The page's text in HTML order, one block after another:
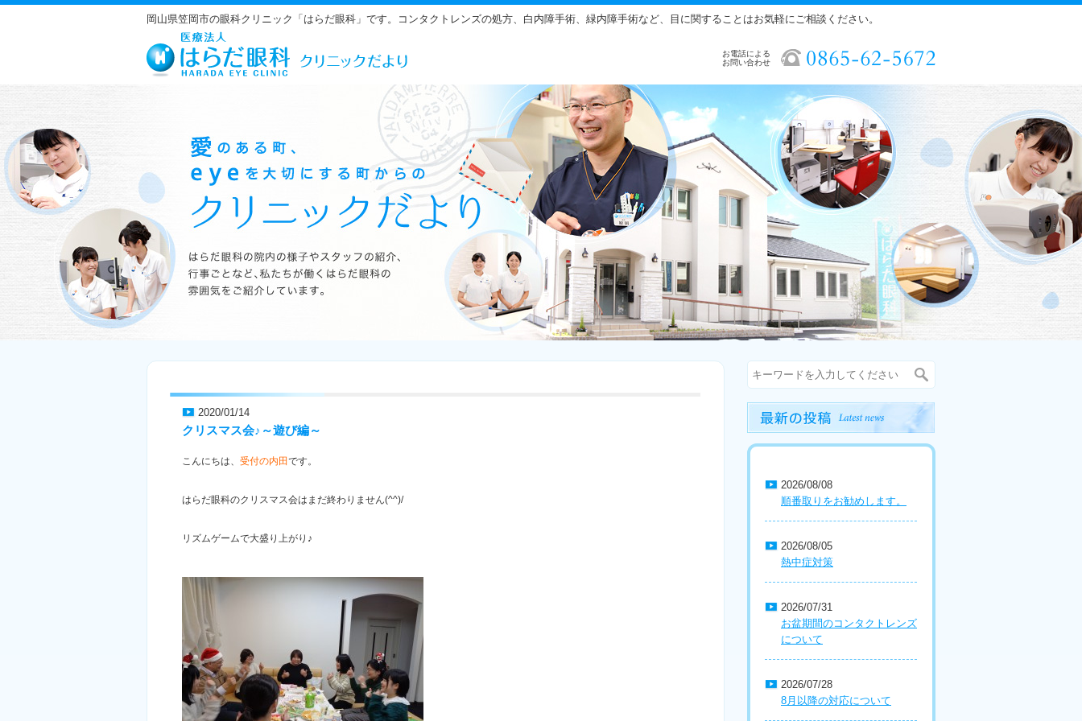
岡山県笠岡市の眼科クリニック「はらだ眼科」です。コンタクトレンズの処方、白内障手術、緑内障手術など、目に関することはお気軽にご相談ください。
お電話による
お問い合わせ
2020/01/14
クリスマス会♪～遊び編～
こんにちは、 受付の内田です。
はらだ眼科のクリスマス会はまだ終わりません(^^)/
リズムゲームで大盛り上がり♪
2026/08/08
順番取りをお勧めします。
2026/08/05
熱中症対策
2026/07/31
お盆期間のコンタクトレンズ
について
2026/07/28
8月以降の対応について